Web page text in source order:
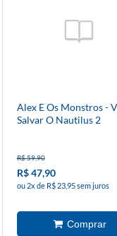
Alex E Os Monstros -
Salvar O Nautilus 2
R$ 59,90
R$ 47,90
ou 2x de R$ 23,95 sem juros